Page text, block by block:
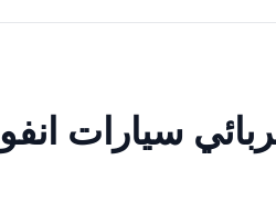
/ متخصص كهربائي سيارات